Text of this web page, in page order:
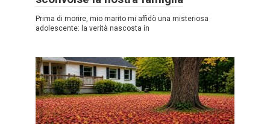
Prima di morire, mio marito mi affidò una misteriosa
adolescente: la verità nascosta in